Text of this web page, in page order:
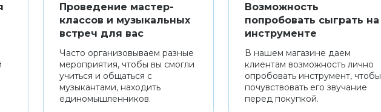
Проведение мастер-
классов и музыкальных
встреч для вас
Часто организовываем разные
мероприятия, чтобы вы смогли
учиться и общаться с
музыкантами, находить
единомышленников.
Возможность
попробовать сыграть на
инструменте
В нашем магазине даем
клиентам возможность лично
опробовать инструмент, чтобы
почувствовать его звучание
перед покупкой.